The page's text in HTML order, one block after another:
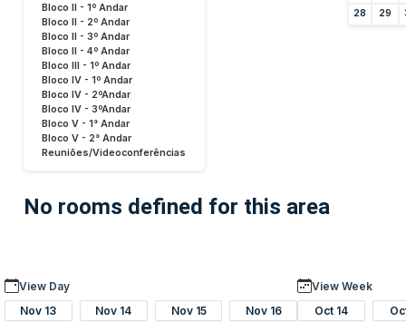
Bloco II - 1º Andar
Bloco II - 2º Andar
Bloco II - 3º Andar
Bloco II - 4º Andar
Bloco III - 1º Andar
Bloco IV - 1º Andar
Bloco IV - 2ºAndar
Bloco IV - 3ºAndar
Bloco V - 1° Andar
Bloco V - 2° Andar
Reuniões/Videoconferências
28
29
No rooms defined for this area
View Day
Nov 13
Nov 14 Nov 15 Nov 16
View Week
Oct 14